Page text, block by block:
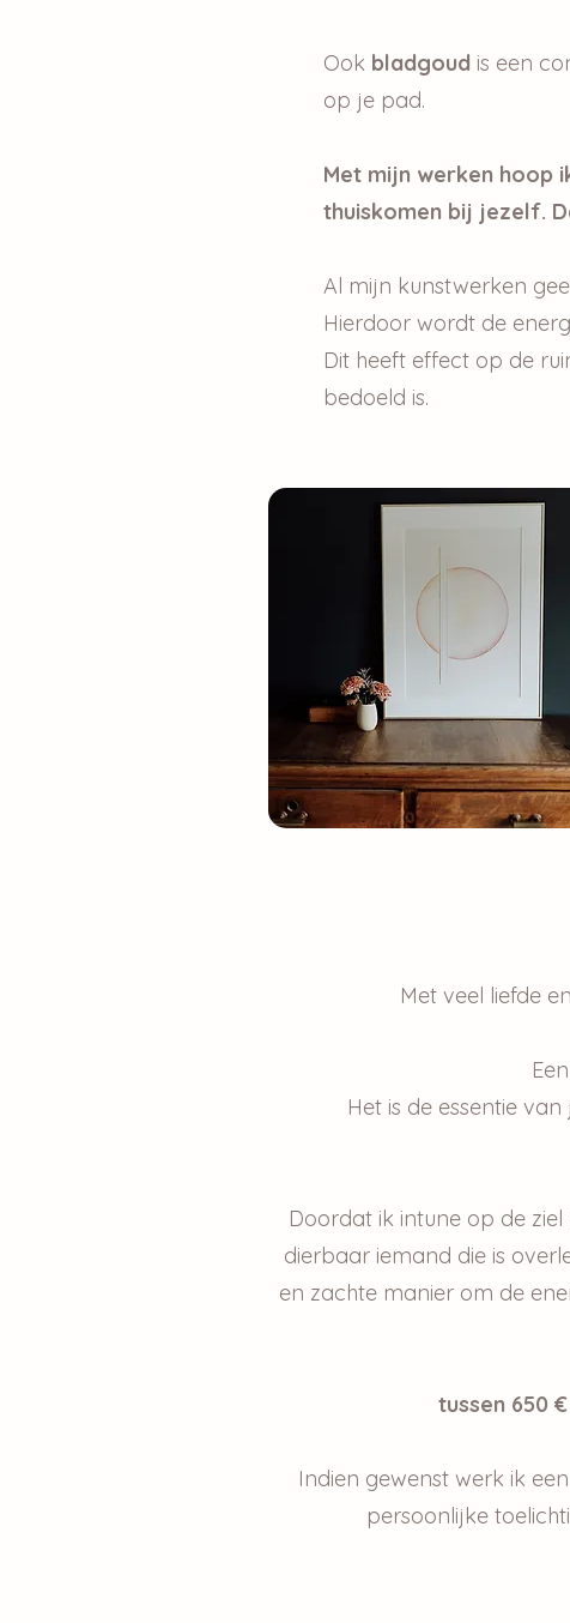
Ook bladgoud is een
op je pad.
Met mijn werken hoop
thuiskomen bij jezelf.
Al mijn kunstwerken
Hierdoor wordt de
Dit heeft effect op de
bedoeld is.
Met veel liefde
Het is de essentie
Doordat ik intune op de
dierbaar iemand die is
en zachte manier om de
tussen 650
Indien gewenst werk ik
persoonlijke